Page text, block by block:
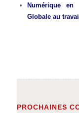
Numérique en
Globale au travail
PROCHAINES